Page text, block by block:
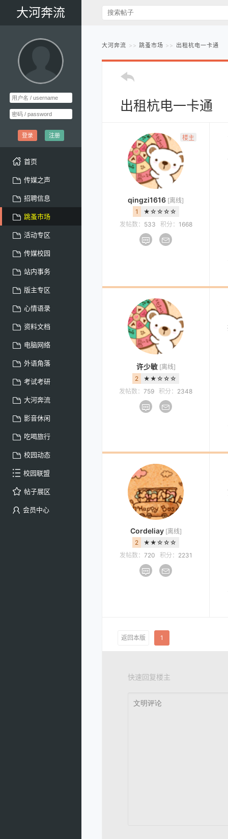
大河奔流
登录 注册
首页
传媒之声
招聘信息
跳蚤市场
活动专区
传媒校园
站内事务
版主专区
心情语录
资料文档
电脑网络
外语角落
考试考研
大河奔流
影音休闲
吃喝旅行
校园动态
校园联盟
帖子展区
会员中心
大河奔流 跳蚤市场 出租杭电一卡通
出租杭电一卡通
楼主
qingzi1616 [离线]
1
★☆☆☆☆
发帖数： 533 积分： 1668
许少敏 [离线]
2
★★☆☆☆
发帖数： 759 积分： 2348
Cordeliay [离线]
2
★★☆☆☆
发帖数： 720 积分： 2231
返回本版 1
快速回复楼主